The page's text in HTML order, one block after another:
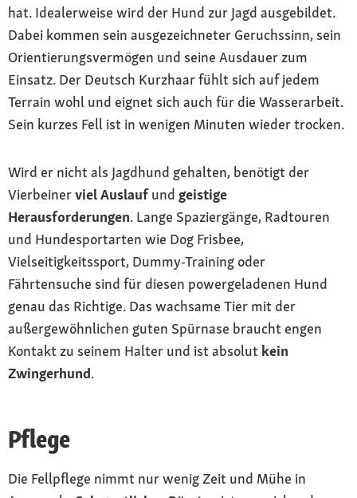
hat. Idealerweise wird der Hund zur Jagd ausgebildet.
Dabei kommen sein ausgezeichneter Geruchssinn, sein
Orientierungsvermögen und seine Ausdauer zum
Einsatz. Der Deutsch Kurzhaar fühlt sich auf jedem
Terrain wohl und eignet sich auch für die Wasserarbeit.
Sein kurzes Fell ist in wenigen Minuten wieder trocken.
Wird er nicht als Jagdhund gehalten, benötigt der
Vierbeinerviel Auslaufund geistige
Herausforderungen. Lange Spaziergänge, Radtouren
und Hundesportarten wie Dog Frisbee,
Vielseitigkeitssport, Dummy-Training oder
Fährtensuche sind für diesen powergeladenen Hund
genau das Richtige. Das wachsame Tier mit der
außergewöhnlichen guten Spürnase braucht engen
Kontakt zu seinem Halter und ist absolut kein
Zwingerhund.
Pflege
Die Fellpflege nimmt nur wenig Zeit und Mühe in